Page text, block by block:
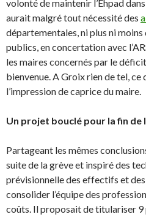
volonté de maintenir l’Ehpad
aurait malgré tout nécessité des
départementales, ni plus ni moins
publics, en concertation avec
les maires concernés par le
bienvenue. A Groix rien de tel,
l’impression de caprice du maire.
Un projet bouclé pour la fin de
Partageant les mêmes
suite de la grève et inspiré des
prévisionnelle des effectifs et
consolider l’équipe des
coûts. Il proposait de titulariser 9